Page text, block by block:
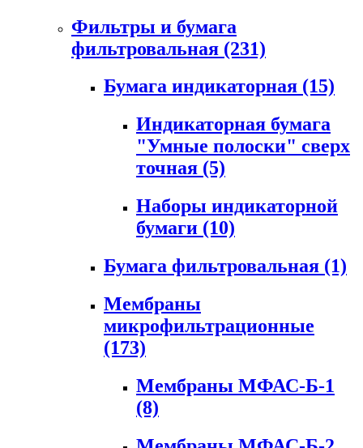
Фильтры и бумага
фильтровальная (231)
Бумага индикаторная (15)
Индикаторная бумага
"Умные полоски" сверх
точная (5)
Наборы индикаторной
бумаги (10)
Бумага фильтровальная (1)
Мембраны
микрофильтрационные
(173)
Мембраны МФАС-Б-1
(8)